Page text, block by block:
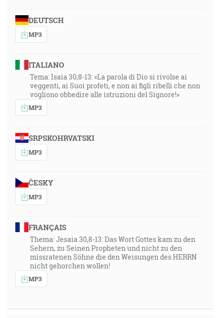
DEUTSCH
MP3
ITALIANO
Tema: Isaia 30,8-13: «La parola di Dio si rivolse ai
veggenti, ai Suoi profeti, e non ai figli ribelli che non
vogliono obbedire alle istruzioni del Signore!»
MP3
SRPSKOHRVATSKI
MP3
ČESKY
MP3
FRANÇAIS
Thema: Jesaia 30,8-13: Das Wort Gottes kam zu den
Sehern, zu Seinen Propheten und nicht zu den
missratenen Söhne die den Weisungen des HERRN
nicht gehorchen wollen!
MP3